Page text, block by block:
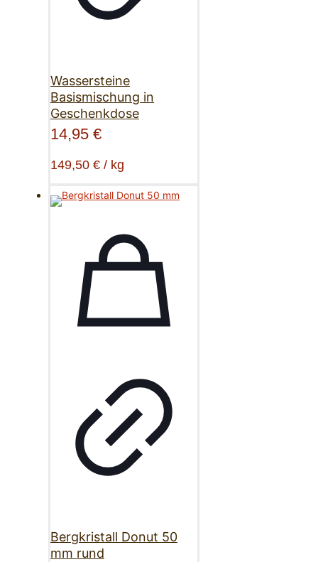
Wassersteine
Basismischung in
Geschenkdose
14,95 €
149,50 € / kg
Bergkristall Donut 50
mm rund